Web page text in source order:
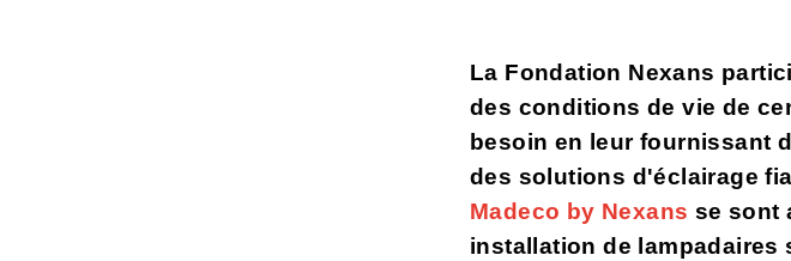
La Fondation Nexans
des conditions de vie de
besoin en leur fournissant
des solutions d'éclairage
Madeco by Nexans se sont
installation de lampadaires